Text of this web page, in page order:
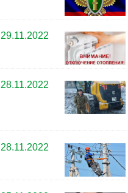
29.11.2022
28.11.2022
28.11.2022